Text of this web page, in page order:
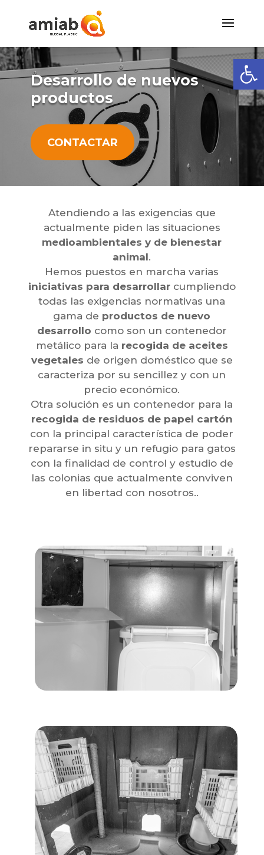
Desarrollo de nuevos
productos
CONTACTAR
Atendiendo a las exigencias que
actualmente piden las situaciones
medioambientales y de bienestar
animal.
Hemos puestos en marcha varias
iniciativas para desarrollarcumpliendo
todas las exigencias normativas una
gama de productos de nuevo
desarrollo como son un contenedor
metálico para la recogida de aceites
vegetales de origen doméstico que se
caracteriza por su sencillez y con un
precio económico.
Otra solución es un contenedor para la
recogida de residuos de papel cartón
con la principal característica de poder
repararse in situ y un refugio para gatos
con la finalidad de control y estudio de
las colonias que actualmente conviven
en libertad con nosotros..